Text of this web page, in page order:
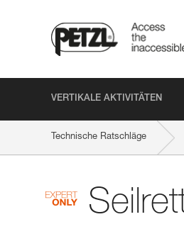
VERTIKALE AKTIVITÄTEN
Technische Ratschläge